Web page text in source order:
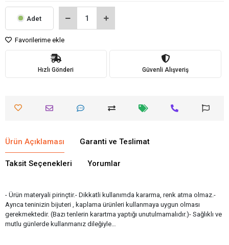
Adet
Favorilerime ekle
Hızlı Gönderi Güvenli Alışveriş
Ürün Açıklaması Garanti ve Teslimat
Taksit Seçenekleri Yorumlar
- Ürün materyali pirinçtir.- Dikkatli kullanımda kararma, renk atma olmaz.-
Ayrıca teninizin bijuteri , kaplama ürünleri kullanmaya uygun olması
gerekmektedir. (Bazı tenlerin karartma yaptığı unutulmamalıdır.)- Sağlıklı ve
mutlu günlerde kullanmanız dileğiyle…